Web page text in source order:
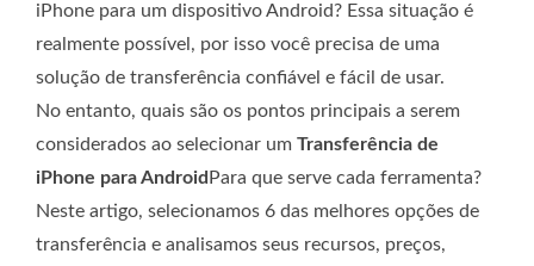
iPhone para um dispositivo Android? Essa situação é
realmente possível, por isso você precisa de uma
solução de transferência confiável e fácil de usar.
No entanto, quais são os pontos principais a serem
considerados ao selecionar um Transferência de
iPhone para Android Para que serve cada ferramenta?
Neste artigo, selecionamos 6 das melhores opções de
transferência e analisamos seus recursos, preços,